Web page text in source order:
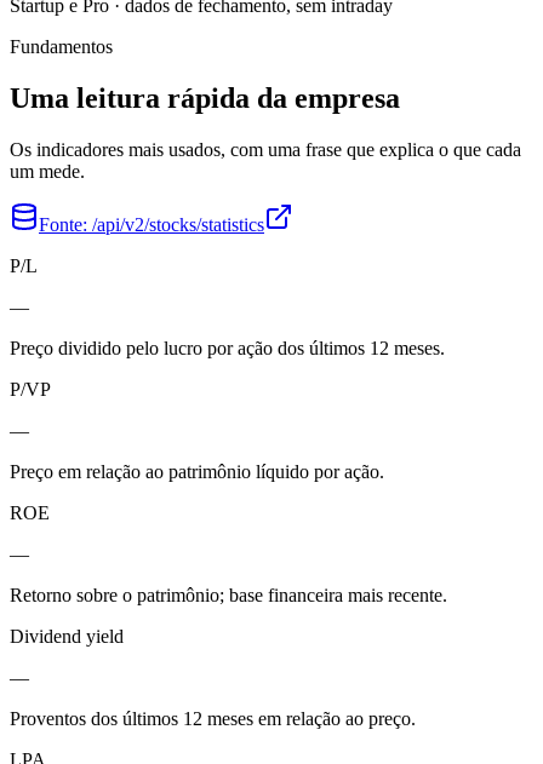
Startup e Pro · dados de fechamento, sem intraday
Fundamentos
Uma leitura rápida da empresa
Os indicadores mais usados, com uma frase que explica o que cada
um mede.
Fonte: /api/v2/stocks/statistics
P/L
—
Preço dividido pelo lucro por ação dos últimos 12 meses.
P/VP
—
Preço em relação ao patrimônio líquido por ação.
ROE
—
Retorno sobre o patrimônio; base financeira mais recente.
Dividend yield
—
Proventos dos últimos 12 meses em relação ao preço.
LPA